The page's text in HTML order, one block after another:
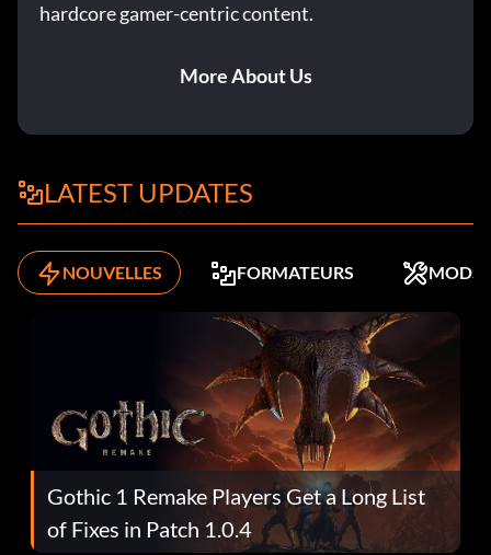
hardcore gamer-centric content.
More About Us
LATEST UPDATES
NOUVELLES FORMATEURS MODS
Gothic 1 Remake Players Get a Long List
of Fixes in Patch 1.0.4